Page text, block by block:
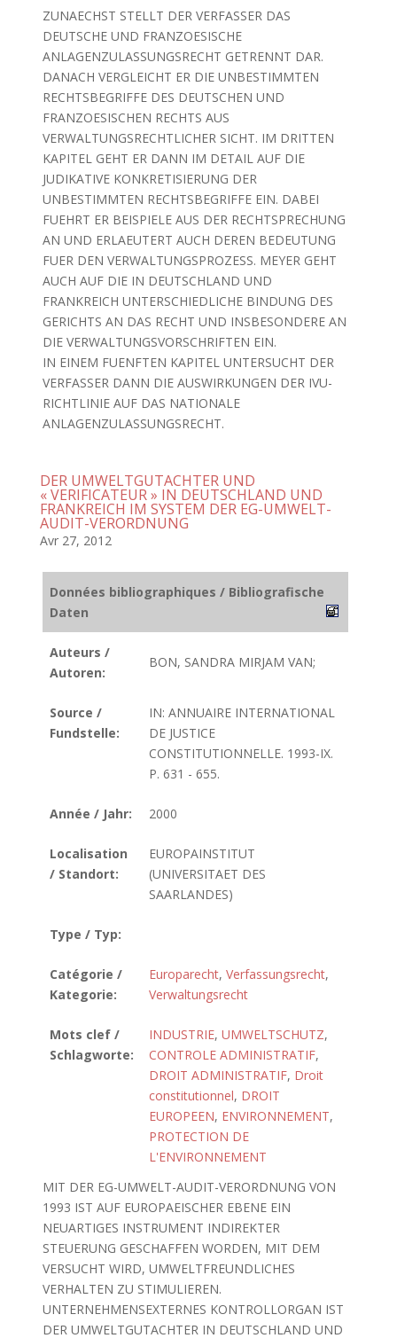
ZUNAECHST STELLT DER VERFASSER DAS
DEUTSCHE UND FRANZOESISCHE
ANLAGENZULASSUNGSRECHT GETRENNT DAR.
DANACH VERGLEICHT ER DIE UNBESTIMMTEN
RECHTSBEGRIFFE DES DEUTSCHEN UND
FRANZOESISCHEN RECHTS AUS
VERWALTUNGSRECHTLICHER SICHT. IM DRITTEN
KAPITEL GEHT ER DANN IM DETAIL AUF DIE
JUDIKATIVE KONKRETISIERUNG DER
UNBESTIMMTEN RECHTSBEGRIFFE EIN. DABEI
FUEHRT ER BEISPIELE AUS DER RECHTSPRECHUNG
AN UND ERLAEUTERT AUCH DEREN BEDEUTUNG
FUER DEN VERWALTUNGSPROZESS. MEYER GEHT
AUCH AUF DIE IN DEUTSCHLAND UND
FRANKREICH UNTERSCHIEDLICHE BINDUNG DES
GERICHTS AN DAS RECHT UND INSBESONDERE AN
DIE VERWALTUNGSVORSCHRIFTEN EIN.
IN EINEM FUENFTEN KAPITEL UNTERSUCHT DER
VERFASSER DANN DIE AUSWIRKUNGEN DER IVU-
RICHTLINIE AUF DAS NATIONALE
ANLAGENZULASSUNGSRECHT.
DER UMWELTGUTACHTER UND
« VERIFICATEUR » IN DEUTSCHLAND UND
FRANKREICH IM SYSTEM DER EG-UMWELT-
AUDIT-VERORDNUNG
Avr 27, 2012
Données bibliographiques / Bibliografische
Daten
Auteurs /
Autoren:
BON, SANDRA MIRJAM VAN;
Source /
Fundstelle:
IN: ANNUAIRE INTERNATIONAL
DE JUSTICE
CONSTITUTIONNELLE. 1993-IX.
P. 631 - 655.
Année / Jahr: 2000
Localisation
/ Standort:
EUROPAINSTITUT
(UNIVERSITAET DES
SAARLANDES)
Type / Typ:
Catégorie /
Kategorie:
Europarecht, Verfassungsrecht,
Verwaltungsrecht
Mots clef /
Schlagworte:
INDUSTRIE, UMWELTSCHUTZ,
CONTROLE ADMINISTRATIF,
DROIT ADMINISTRATIF, Droit
constitutionnel, DROIT
EUROPEEN, ENVIRONNEMENT,
PROTECTION DE
L'ENVIRONNEMENT
MIT DER EG-UMWELT-AUDIT-VERORDNUNG VON
1993 IST AUF EUROPAEISCHER EBENE EIN
NEUARTIGES INSTRUMENT INDIREKTER
STEUERUNG GESCHAFFEN WORDEN, MIT DEM
VERSUCHT WIRD, UMWELTFREUNDLICHES
VERHALTEN ZU STIMULIEREN.
UNTERNEHMENSEXTERNES KONTROLLORGAN IST
DER UMWELTGUTACHTER IN DEUTSCHLAND UND